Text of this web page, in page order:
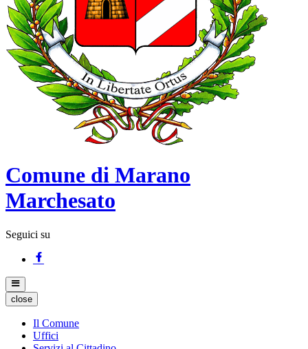
Comune di Marano
Marchesato
Seguici su
close
Il Comune
Uffici